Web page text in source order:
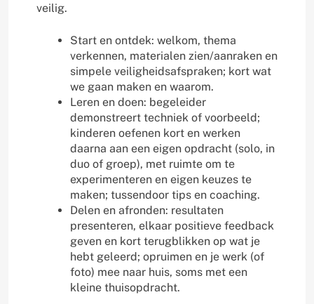
veilig.
Start en ontdek: welkom, thema
verkennen, materialen zien/aanraken en
simpele veiligheidsafspraken; kort wat
we gaan maken en waarom.
Leren en doen: begeleider
demonstreert techniek of voorbeeld;
kinderen oefenen kort en werken
daarna aan een eigen opdracht (solo, in
duo of groep), met ruimte om te
experimenteren en eigen keuzes te
maken; tussendoor tips en coaching.
Delen en afronden: resultaten
presenteren, elkaar positieve feedback
geven en kort terugblikken op wat je
hebt geleerd; opruimen en je werk (of
foto) mee naar huis, soms met een
kleine thuisopdracht.